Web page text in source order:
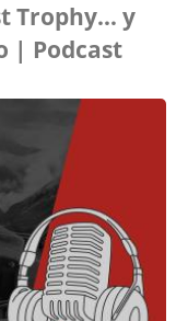
Trophy… y
| Podcast